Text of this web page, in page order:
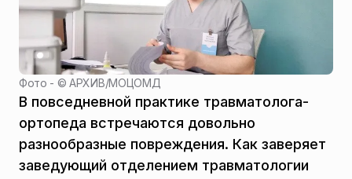
Фото - ©АРХИВ/МОЦОМД
В повседневной практике травматолога-
ортопеда встречаются довольно
разнообразные повреждения. Как заверяет
заведующий отделением травматологии